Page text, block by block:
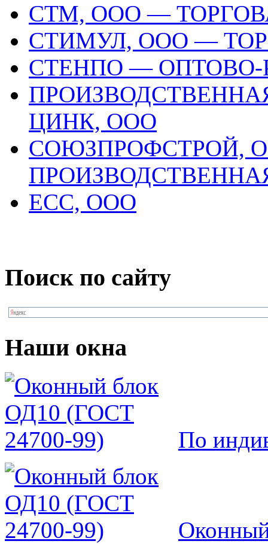
СТМ, ООО —
СТИМУЛ, ООО —
СТЕНПО —
ЦИНК, ООО
СОЮЗПРОФСТРОЙ,
ЕСС, ООО
Поиск по сайту
Наши окна
По